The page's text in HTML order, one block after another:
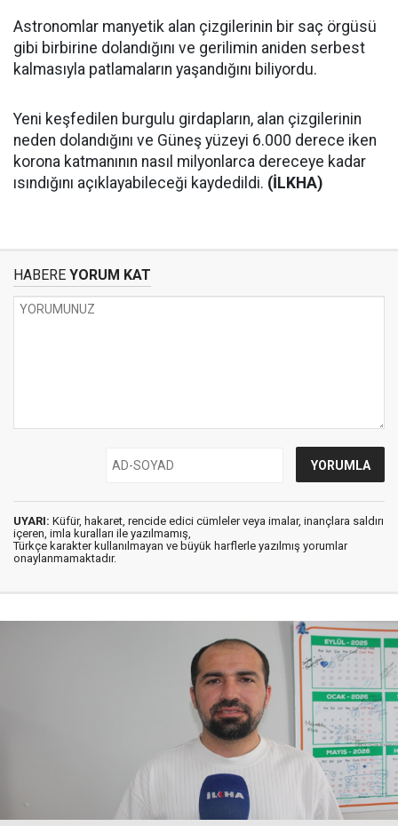
Astronomlar manyetik alan çizgilerinin bir saç örgüsü
gibi birbirine dolandığını ve gerilimin aniden serbest
kalmasıyla patlamaların yaşandığını biliyordu.
Yeni keşfedilen burgulu girdapların, alan çizgilerinin
neden dolandığını ve Güneş yüzeyi 6.000 derece iken
korona katmanının nasıl milyonlarca dereceye kadar
ısındığını açıklayabileceği kaydedildi. (İLKHA)
HABERE YORUM KAT
UYARI: Küfür, hakaret, rencide edici cümleler veya imalar, inançlara saldırı
içeren, imla kuralları ile yazılmamış,
Türkçe karakter kullanılmayan ve büyük harflerle yazılmış yorumlar
onaylanmamaktadır.